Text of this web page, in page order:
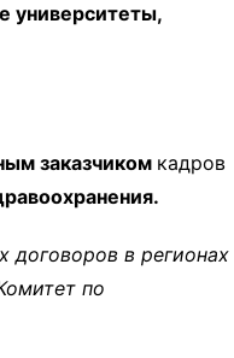
университеты,
заказчиком кадров
в регионах
по